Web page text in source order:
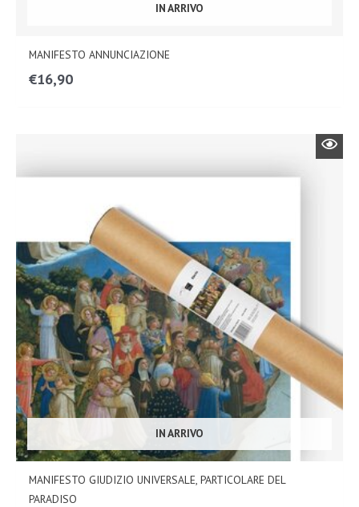
IN ARRIVO
MANIFESTO ANNUNCIAZIONE
€16,90
IN ARRIVO
MANIFESTO GIUDIZIO UNIVERSALE, PARTICOLARE DEL
PARADISO